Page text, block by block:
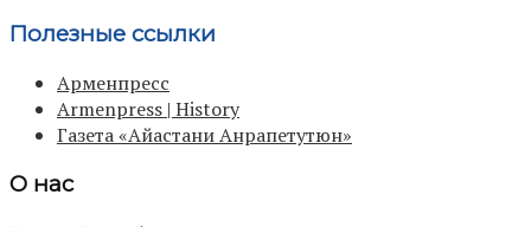
Полезные ссылки
Арменпресс
Armenpress | History
Газета «Айастани Анрапетутюн»
О нас